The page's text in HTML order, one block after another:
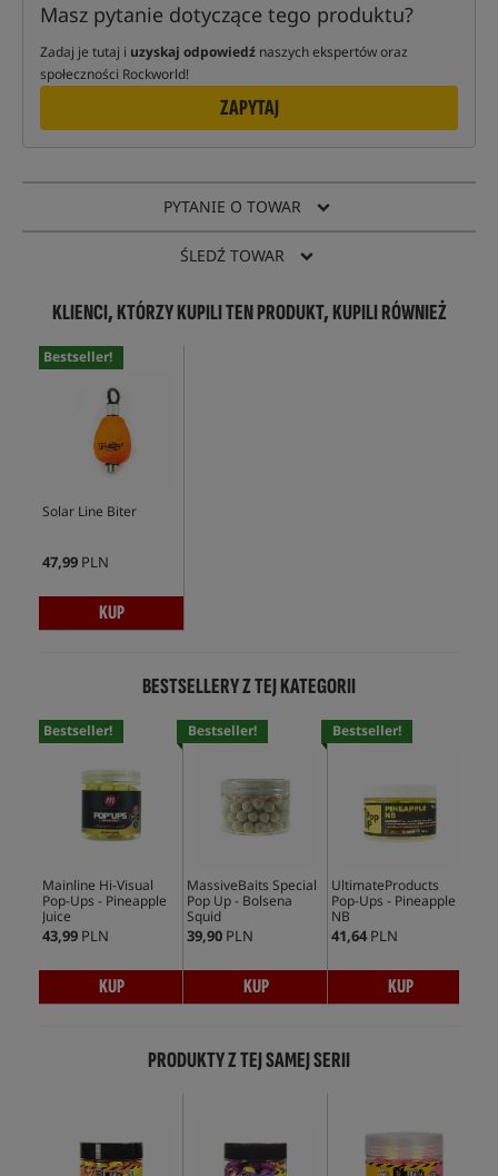
Masz pytanie dotyczące tego produktu?
Zadaj je tutaj i uzyskaj odpowiedź naszych ekspertów oraz
społeczności Rockworld!
ZAPYTAJ
PYTANIE O TOWAR
ŚLEDŹ TOWAR
KLIENCI, KTÓRZY KUPILI TEN PRODUKT, KUPILI RÓWNIEŻ
Bestseller!
Solar Line Biter
47,99 PLN
KUP
BESTSELLERY Z TEJ KATEGORII
Bestseller!
Mainline Hi-Visual
Pop-Ups - Pineapple
Juice
43,99 PLN
KUP
Bestseller!
MassiveBaits Special
Pop Up - Bolsena
Squid
39,90 PLN
KUP
Bestseller!
UltimateProducts
Pop-Ups - Pineapple
NB
41,64 PLN
KUP
PRODUKTY Z TEJ SAMEJ SERII